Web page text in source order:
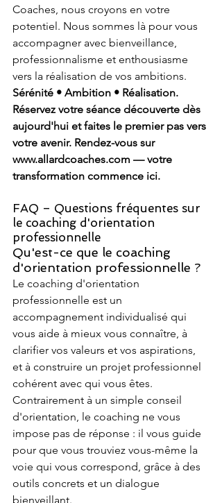
Coaches, nous croyons en votre
potentiel. Nous sommes là pour vous
accompagner avec bienveillance,
professionnalisme et enthousiasme
vers la réalisation de vos ambitions.
Sérénité • Ambition • Réalisation.
Réservez votre séance découverte dès
aujourd'hui et faites le premier pas vers
votre avenir. Rendez-vous sur
www.allardcoaches.com — votre
transformation commence ici.
FAQ – Questions fréquentes sur
le coaching d'orientation
professionnelle
Qu'est-ce que le coaching
d'orientation professionnelle ?
Le coaching d'orientation
professionnelle est un
accompagnement individualisé qui
vous aide à mieux vous connaître, à
clarifier vos valeurs et vos aspirations,
et à construire un projet professionnel
cohérent avec qui vous êtes.
Contrairement à un simple conseil
d'orientation, le coaching ne vous
impose pas de réponse : il vous guide
pour que vous trouviez vous-même la
voie qui vous correspond, grâce à des
outils concrets et un dialogue
bienveillant.